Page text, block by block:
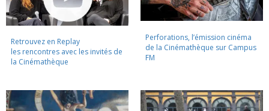
Retrouvez en Replay
les rencontres avec les invités de
la Cinémathèque
Perforations, l’émission cinéma
de la Cinémathèque sur Campus
FM